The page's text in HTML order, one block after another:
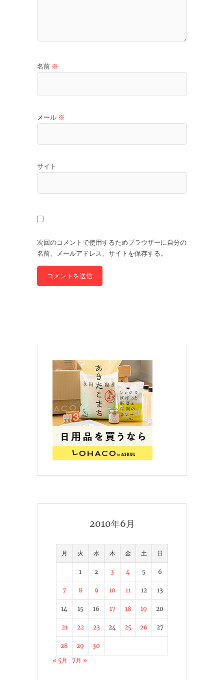
名前 ※
メール ※
サイト
次回のコメントで使用するためブラウザーに自分の
名前、メールアドレス、サイトを保存する。
2010年6月
月 火 水 木 金 土 日
1 2 3 4 5 6
7 8 9 10 11 12 13
14 15 16 17 18 19 20
21 22 23 24 25 26 27
28 29
30
« 5月
7月 »